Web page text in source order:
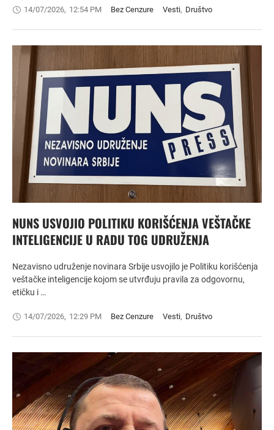
14/07/2026, 12:54 PM Bez Cenzure Vesti, Društvo
NUNS USVOJIO POLITIKU KORIŠĆENJA VEŠTAČKE
INTELIGENCIJE U RADU TOG UDRUŽENJA
Nezavisno udruženje novinara Srbije usvojilo je Politiku korišćenja
veštačke inteligencije kojom se utvrđuju pravila za odgovornu,
etičku i …
14/07/2026, 12:29 PM Bez Cenzure Vesti, Društvo